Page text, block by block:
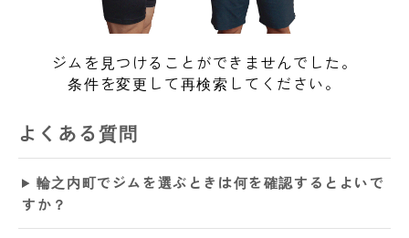
ジムを見つけることができませんでした。
条件を変更して再検索してください。
よくある質問
輪之内町でジムを選ぶときは何を確認するとよいで
すか？